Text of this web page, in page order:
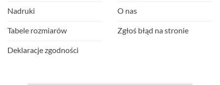
Nadruki
Tabele rozmiarów
Deklaracje zgodności
O nas
Zgłoś błąd na stronie